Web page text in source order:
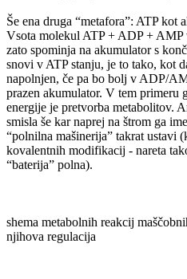
Še ena druga “metafora”: ATP kot
Vsota molekul ATP + ADP + AMP
zato spominja na akumulator s
snovi v ATP stanju, je to tako, kot
napolnjen, če pa bo bolj v ADP/
prazen akumulator. V tem
energije je pretvorba metabolitov.
smisla še kar naprej na štrom ga
“polnilna mašinerija” takrat ustavi
kovalentnih modifikacij - nareta
“baterija” polna).
shema metabolnih reakcij
njihova regulacija